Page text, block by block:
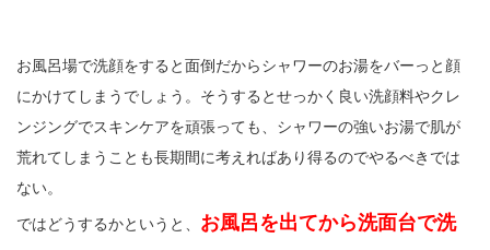
お風呂場で洗顔をすると面倒だからシャワーのお湯をバーっと顔
にかけてしまうでしょう。そうするとせっかく良い洗顔料やクレ
ンジングでスキンケアを頑張っても、シャワーの強いお湯で肌が
荒れてしまうことも長期間に考えればあり得るのでやるべきでは
ない。
ではどうするかというと、 お風呂を出てから洗面台で洗